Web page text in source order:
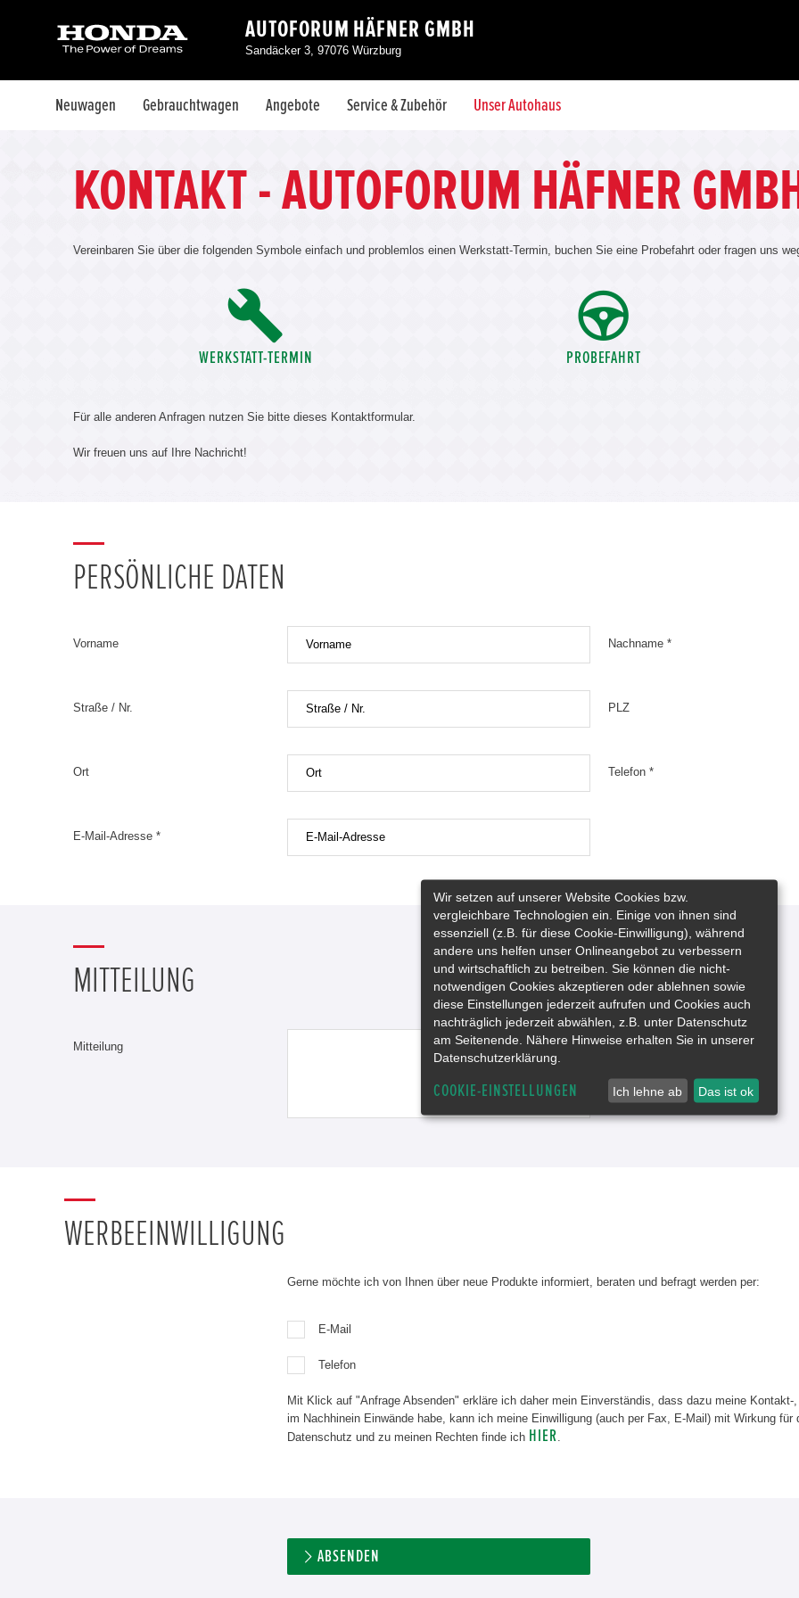
AUTOFORUM HÄFNER GMBH
Sandäcker 3, 97076 Würzburg
Neuwagen Gebrauchtwagen Angebote Service & Zubehör Unser Autohaus
KONTAKT - AUTOFORUM HÄFNER
Vereinbaren Sie über die folgenden Symbole einfach und problemlos einen Werkstatt-Termin, buchen Sie eine Probefahrt oder fragen uns
WERKSTATT-TERMIN PROBEFAHRT
Für alle anderen Anfragen nutzen Sie bitte dieses Kontaktformular.
Wir freuen uns auf Ihre Nachricht!
PERSÖNLICHE DATEN
Vorname Nachname *
Straße / Nr. PLZ
Ort Telefon *
E-Mail-Adresse *
MITTEILUNG
Mitteilung
WERBEEINWILLIGUNG
Gerne möchte ich von Ihnen über neue Produkte informiert, beraten und befragt werden per:
E-Mail
Telefon
Mit Klick auf "Anfrage Absenden" erkläre ich daher mein Einverständis, dass dazu meine
im Nachhinein Einwände habe, kann ich meine Einwilligung (auch per Fax, E-Mail) mit Wirkung
Datenschutz und zu meinen Rechten finde ich HIER.
ABSENDEN
Wir setzen auf unserer Website Cookies bzw.
vergleichbare Technologien ein. Einige von ihnen sind
essenziell (z.B. für diese Cookie-Einwilligung), während
andere uns helfen unser Onlineangebot zu verbessern
und wirtschaftlich zu betreiben. Sie können die nicht-
notwendigen Cookies akzeptieren oder ablehnen sowie
diese Einstellungen jederzeit aufrufen und Cookies auch
nachträglich jederzeit abwählen, z.B. unter Datenschutz
am Seitenende. Nähere Hinweise erhalten Sie in unserer
Datenschutzerklärung.
COOKIE-EINSTELLUNGEN Ich lehne ab Das ist ok